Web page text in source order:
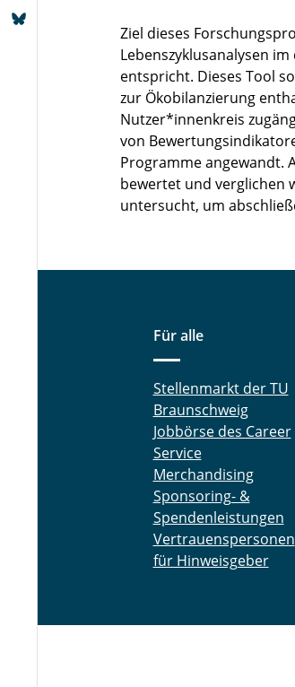
Ziel dieses
Lebenszyklusanalysen
entspricht. Dieses Tool
zur Ökobilanzierung
Nutzer*innenkreis
von
Programme angewandt.
bewertet und verglichen
untersucht, um
Für alle
Stellenmarkt der TU
Braunschweig
Jobbörse des Career
Service
Merchandising
Sponsoring- &
Spendenleistungen
Vertrauenspersonen
für Hinweisgeber